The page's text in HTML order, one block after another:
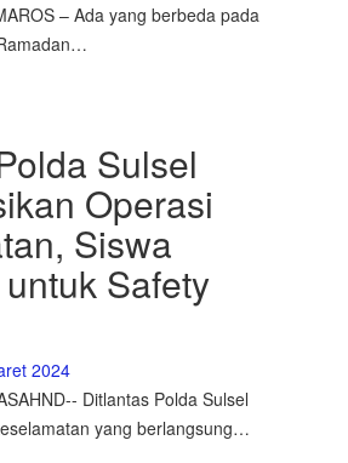
– Ada yang berbeda pada
Sulsel
Operasi
Siswa
Safety
2024
Ditlantas Polda Sulsel
yang berlangsung…